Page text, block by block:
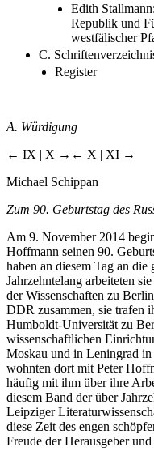
Edith
Republik und
westfälischer
C.
Register
A. Würdigung
← IX | X → ← X | XI →
Michael Schippan
Zum 90. Geburtstag des
Am 9. November 2014
Hoffmann seinen 90.
haben an diesem Tag an
Jahrzehntelang arbeiteten
der Wissenschaften zu
DDR zusammen, sie trafen
Humboldt-Universität zu
wissenschaftlichen
Moskau und in Leningrad
wohnten dort mit Peter
häufig mit ihm über ihre
diesem Band der über
Leipziger
diese Zeit des engen
Freude der Herausgeber